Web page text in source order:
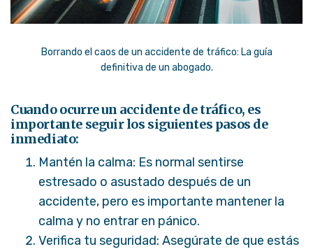
Borrando el caos de un accidente de tráfico: La guía
definitiva de un abogado.
Cuando ocurre un accidente de tráfico, es
importante seguir los siguientes pasos de
inmediato:
Mantén la calma: Es normal sentirse
estresado o asustado después de un
accidente, pero es importante mantener la
calma y no entrar en pánico.
Verifica tu seguridad: Asegúrate de que estás